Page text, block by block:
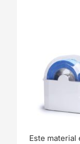
Este material